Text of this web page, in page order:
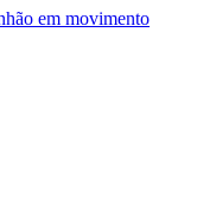
em movimento